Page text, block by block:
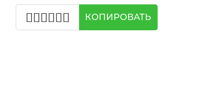
👩🏽‍❤️‍💋‍👩🏼 КОПИРОВАТЬ